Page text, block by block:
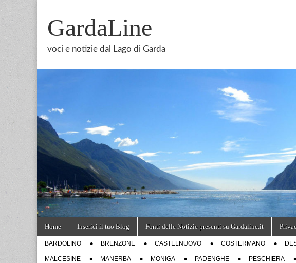
GardaLine
voci e notizie dal Lago di Garda
Main
menu
content
Home Inserici il tuo Blog Fonti delle Notizie presenti su Gardaline.it
SubBARDOLINO BRENZONE CASTELNUOVO COSTERMANO
MALCESINE MANERBA MONIGA PADENGHE PESCHIERA